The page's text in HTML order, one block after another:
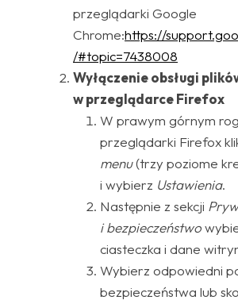
przeglądarki Google
Chrome:https://
/#topic=7438008
Wyłączenie obsługi
w przeglądarce Firefox
W prawym górnym
przeglądarki Firefox
menu(trzy poziome
i wybierz Ustawienia.
Następnie z sekcji
i bezpieczeństwo
ciasteczka i dane
Wybierz odpowiedni
bezpieczeństwa lub